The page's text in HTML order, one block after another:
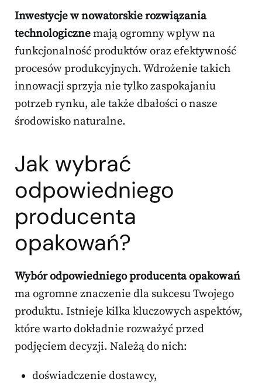
Inwestycje w nowatorskie rozwiązania
technologicznemają ogromny wpływ na
funkcjonalność produktów oraz efektywność
procesów produkcyjnych. Wdrożenie takich
innowacji sprzyja nie tylko zaspokajaniu
potrzeb rynku, ale także dbałości o nasze
środowisko naturalne.
Jak wybrać
odpowiedniego
producenta
opakowań?
Wybór odpowiedniego producenta opakowań
ma ogromne znaczenie dla sukcesu Twojego
produktu. Istnieje kilka kluczowych aspektów,
które warto dokładnie rozważyć przed
podjęciem decyzji. Należą do nich:
doświadczenie dostawcy,